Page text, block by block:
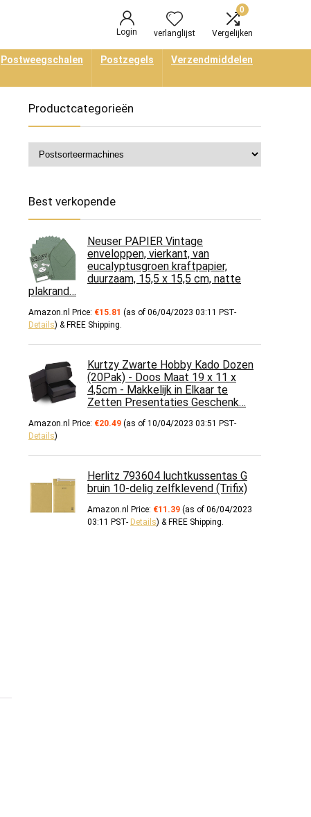
Login verlanglijst
0
Vergelijken
Postweegschalen Postzegels Verzendmiddelen
Productcategorieën
Best verkopende
Neuser PAPIER Vintage
enveloppen, vierkant, van
eucalyptusgroen kraftpapier,
duurzaam, 15,5 x 15,5 cm, natte
plakrand…
Amazon.nl Price: €15.81 (as of 06/04/2023 03:11 PST-
Details) & FREE Shipping.
Kurtzy Zwarte Hobby Kado Dozen
(20Pak) - Doos Maat 19 x 11 x
4,5cm - Makkelijk in Elkaar te
Zetten Presentaties Geschenk…
Amazon.nl Price: €20.49 (as of 10/04/2023 03:51 PST-
Details)
Herlitz 793604 luchtkussentas G
bruin 10-delig zelfklevend (Trifix)
Amazon.nl Price: €11.39 (as of 06/04/2023
03:11 PST- Details) & FREE Shipping.